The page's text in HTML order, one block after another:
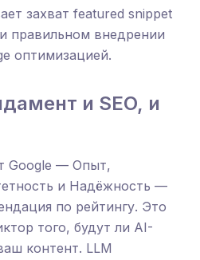
захват featured snippet
правильном внедрении
оптимизацией.
и SEO, и
Google — Опыт,
и Надёжность —
по рейтингу. Это
того, будут ли AI-
контент. LLM